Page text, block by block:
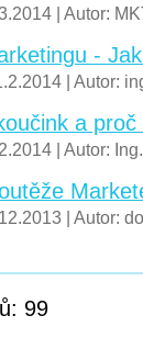
| Autor:
-
| Autor:
a
| Autor:
| Autor:
99